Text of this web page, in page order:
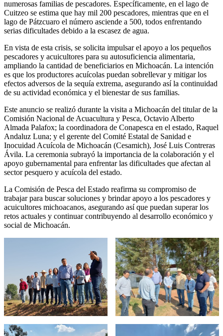
numerosas familias de pescadores. Específicamente, en el lago de
Cuitzeo se estima que hay mil 200 pescadores, mientras que en el
lago de Pátzcuaro el número asciende a 500, todos enfrentando
serias dificultades debido a la escasez de agua.
En vista de esta crisis, se solicita impulsar el apoyo a los pequeños
pescadores y acuicultores para su autosuficiencia alimentaria,
ampliando la cantidad de beneficiarios en Michoacán. La intención
es que los productores acuícolas puedan sobrellevar y mitigar los
efectos adversos de la sequía extrema, asegurando así la continuidad
de su actividad económica y el bienestar de sus familias.
Este anuncio se realizó durante la visita a Michoacán del titular de la
Comisión Nacional de Acuacultura y Pesca, Octavio Alberto
Almada Palafox; la coordinadora de Conapesca en el estado, Raquel
Andaluz Luna; y el gerente del Comité Estatal de Sanidad e
Inocuidad Acuícola de Michoacán (Cesamich), José Luis Contreras
Ávila. La ceremonia subrayó la importancia de la colaboración y el
apoyo gubernamental para enfrentar las dificultades que afectan al
sector pesquero y acuícola del estado.
La Comisión de Pesca del Estado reafirma su compromiso de
trabajar para buscar soluciones y brindar apoyo a los pescadores y
acuicultores michoacanos, asegurando así que puedan superar los
retos actuales y continuar contribuyendo al desarrollo económico y
social de Michoacán.